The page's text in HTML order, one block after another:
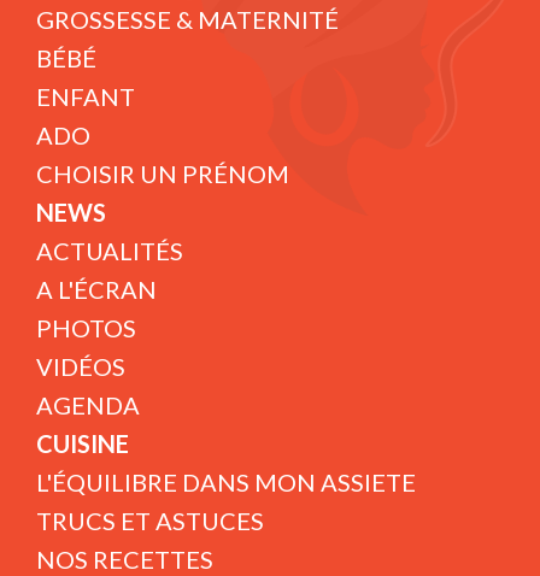
GROSSESSE & MATERNITÉ
BÉBÉ
ENFANT
ADO
CHOISIR UN PRÉNOM
NEWS
ACTUALITÉS
A L'ÉCRAN
PHOTOS
VIDÉOS
AGENDA
CUISINE
L'ÉQUILIBRE DANS MON ASSIETE
TRUCS ET ASTUCES
NOS RECETTES